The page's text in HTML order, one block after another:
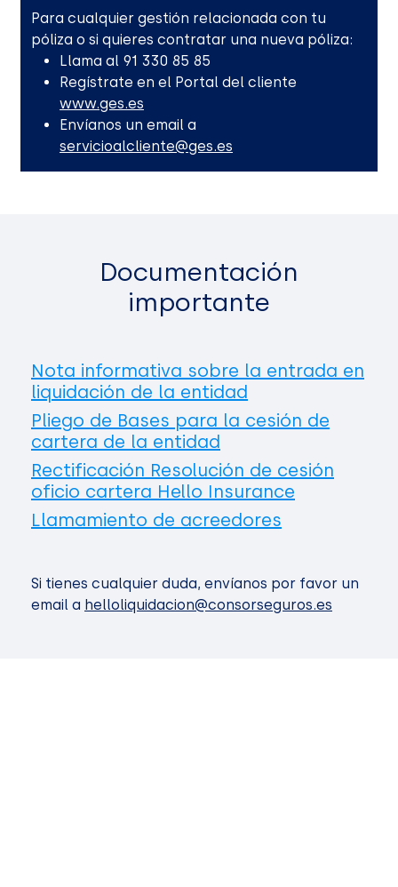
Para cualquier gestión relacionada con tu
póliza o si quieres contratar una nueva póliza:
Llama al 91 330 85 85
Regístrate en el Portal del cliente
www.ges.es
Envíanos un email a
servicioalcliente@ges.es
Documentación
importante
Nota informativa sobre la entrada en
liquidación de la entidad
Pliego de Bases para la cesión de
cartera de la entidad
Rectificación Resolución de cesión
oficio cartera Hello Insurance
Llamamiento de acreedores
Si tienes cualquier duda, envíanos por favor un
email a helloliquidacion@consorseguros.es